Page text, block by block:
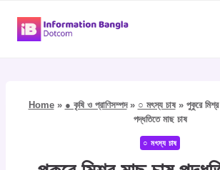
Home» ● কৃষি ও প্রাণিসম্পদ» ○ মৎস্য চাষ» পুকুরে
পদ্ধতিতে মাছ চাষ
○ মৎস্য চাষ